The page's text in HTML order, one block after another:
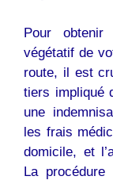
Pour obtenir
végétatif de
route, il est
tiers impliqué
une
les frais
domicile, et
La procédure